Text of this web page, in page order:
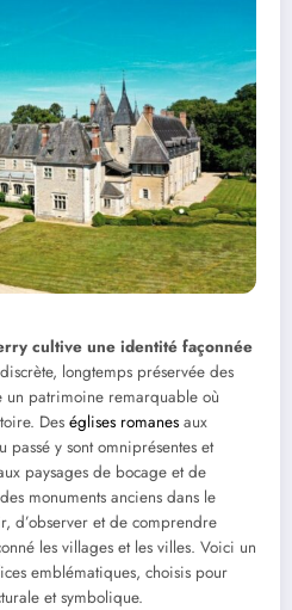
cultive une identité façonnée
longtemps préservée des
patrimoine remarquable où
Des églises romanes aux
passé y sont omniprésentes et
paysages de bocage et de
monuments anciens dans le
d’observer et de comprendre
les villages et les villes. Voici un
emblématiques, choisis pour
et symbolique.